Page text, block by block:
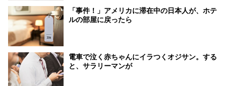
「事件！」アメリカに滞在中の日本人が、ホテ
ルの部屋に戻ったら
電車で泣く赤ちゃんにイラつくオジサン。する
と、サラリーマンが